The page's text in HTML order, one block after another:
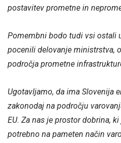
postavitev prometne in
Pomembni bodo tudi vsi ostali
pocenili delovanje ministrstva,
področja prometne
Ugotavljamo, da ima Slovenija
zakonodaj na področju
EU. Za nas je prostor dobrina,
potrebno na pameten način